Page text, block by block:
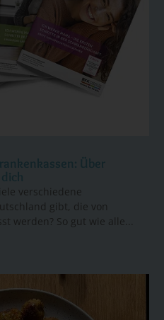
Über
verschiedene
gibt, die von
werden? So gut wie alle...